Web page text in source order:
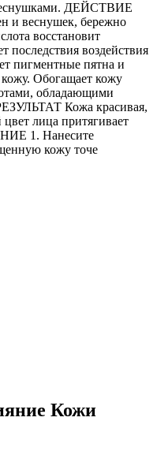
ДЕЙСТВИЕ
и веснушек, бережно
восстановит
последствия воздействия
пигментные пятна и
Обогащает кожу
обладающими
Кожа красивая,
лица притягивает
1. Нанесите
кожу точе
Кожи